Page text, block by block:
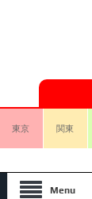
東京 関東
Menu